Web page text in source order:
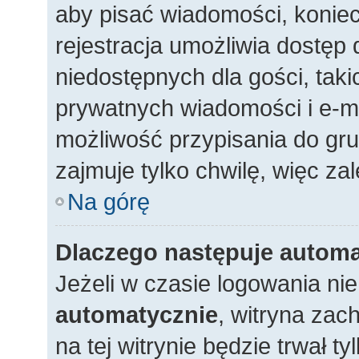
aby pisać wiadomości,
rejestracja umożliwia dostęp
niedostępnych dla gości,
prywatnych wiadomości i e-
możliwość przypisania do
zajmuje tylko chwilę, więc
Na górę
Dlaczego następuje
Jeżeli w czasie logowania
automatycznie, witryna
na tej witrynie będzie trwał